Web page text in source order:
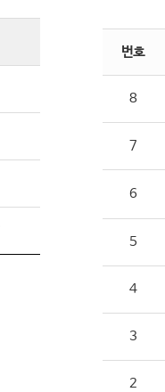
번호
8
7
6
5
4
3
2